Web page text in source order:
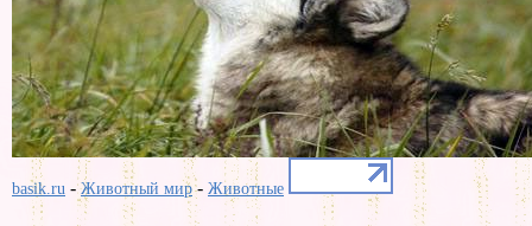
basik.ru -Животный мир- Животные